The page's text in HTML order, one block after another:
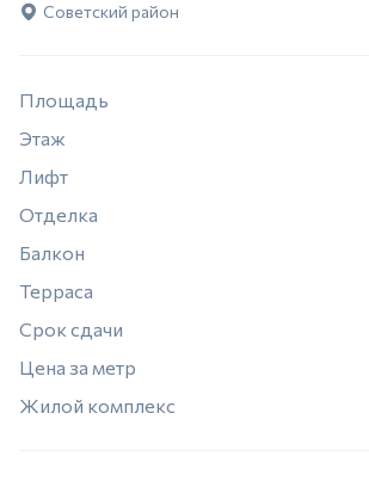
Советский район
Площадь
Этаж
Лифт
Отделка
Балкон
Терраса
Срок сдачи
Цена за метр
Жилой комплекс